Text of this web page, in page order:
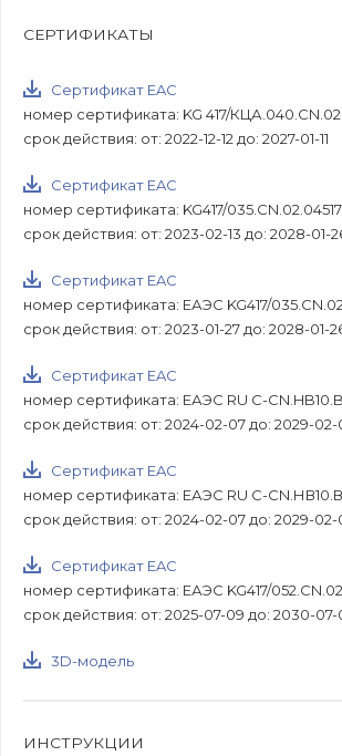
СЕРТИФИКАТЫ
Сертификат EAC
номер сертификата: KG 417/
срок действия: от: 2022-12-12 до: 2027-01-11
Сертификат EAC
номер сертификата: KG417/035.CN.02.04517
срок действия: от: 2023-02-13 до: 2028-01-
Сертификат EAC
номер сертификата: ЕАЭС KG417/
срок действия: от: 2023-01-27 до: 2028-01-
Сертификат EAC
номер сертификата: ЕАЭС RU С-
срок действия: от: 2024-02-07 до: 2029-02-
Сертификат EAC
номер сертификата: ЕАЭС RU С-
срок действия: от: 2024-02-07 до: 2029-02-
Сертификат EAC
номер сертификата: ЕАЭС KG417/
срок действия: от: 2025-07-09 до: 2030-07-
3D-модель
ИНСТРУКЦИИ